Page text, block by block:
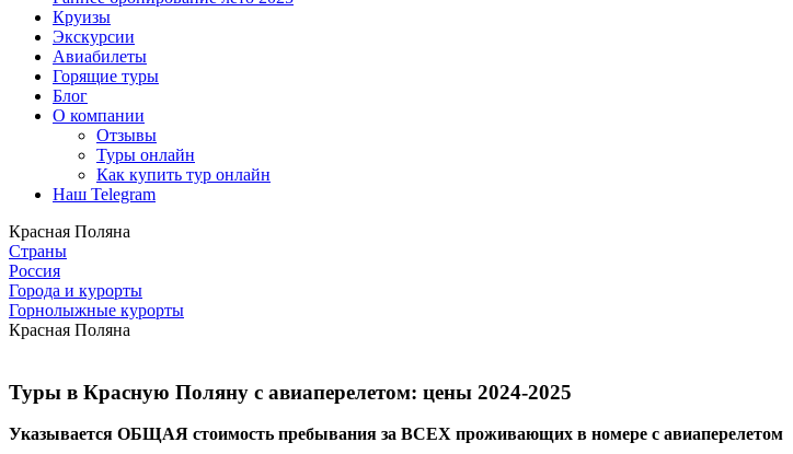
Круизы
Экскурсии
Авиабилеты
Горящие туры
Блог
О компании
Отзывы
Туры онлайн
Как купить тур онлайн
Наш Telegram
Красная Поляна
Страны
Россия
Города и курорты
Горнолыжные курорты
Красная Поляна
Туры в Красную Поляну с авиаперелетом: цены 2024-2025
Указывается ОБЩАЯ стоимость пребывания за ВСЕХ проживающих в номере с авиаперелетом